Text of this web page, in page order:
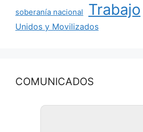
soberanía nacional Trabajo
Unidos y Movilizados
COMUNICADOS